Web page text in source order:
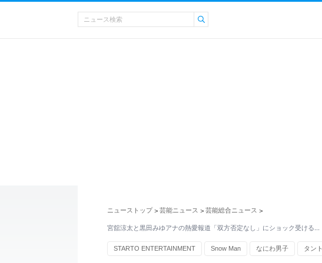
ニューストップ > 芸能ニュース > 芸能総合ニュース >
宮舘涼太と黒田みゆアナの熱愛報道「双方否定なし」にショック受ける…
STARTO ENTERTAINMENT Snow Man なにわ男子 タント